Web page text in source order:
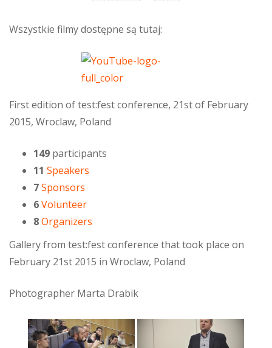
Wszystkie filmy dostępne są tutaj:
First edition of test:fest conference, 21st of February
2015, Wroclaw, Poland
149 participants
11 Speakers
7Sponsors
6Volunteer
8Organizers
Gallery from test:fest conference that took place on
February 21st 2015 in Wroclaw, Poland
Photographer Marta Drabik